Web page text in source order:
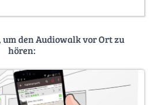
um den Audiowalk vor Ort zu
hören: